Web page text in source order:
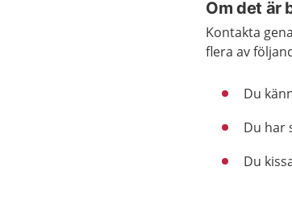
Om det är
Kontakta
flera av
Du
Du har
Du